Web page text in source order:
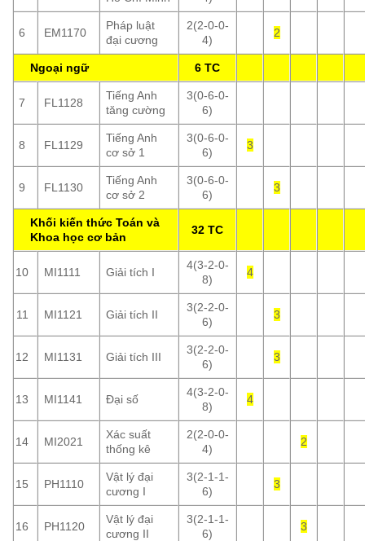
6 EM1170
Pháp luật
đại cương
2(2-0-0-
4)
2
Ngoại ngữ 6 TC
7 FL1128
Tiếng Anh
tăng cường
3(0-6-0-
6)
8 FL1129
Tiếng Anh
cơ sở 1
3(0-6-0-
6)
3
9 FL1130
Tiếng Anh
cơ sở 2
3(0-6-0-
6)
3
Khối kiến thức Toán và
Khoa học cơ bản
32 TC
10 MI1111 Giải tích I
4(3-2-0-
8)
4
11 MI1121 Giải tích II
3(2-2-0-
6)
3
12 MI1131 Giải tích III
3(2-2-0-
6)
3
13 MI1141 Đại số
4(3-2-0-
8)
4
14 MI2021
Xác suất
thống kê
2(2-0-0-
4)
2
15 PH1110
Vật lý đại
cương I
3(2-1-1-
6)
3
16 PH1120
Vật lý đại
cương II
3(2-1-1-
6)
3